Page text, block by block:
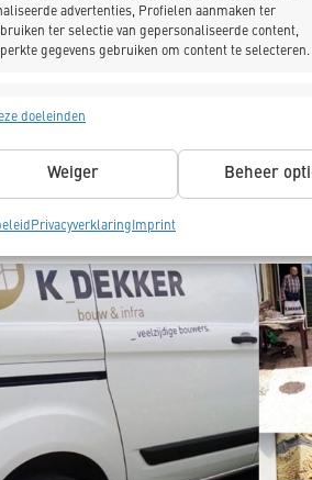
advertenties, Profielen aanmaken ter
ter selectie van gepersonaliseerde content,
gegevens gebruiken om content te selecteren.
identificeren op basis van automatisch
voorkomen en detecteren en
content leveren en tonen,
doeleinden
Weiger Beheer
Privacyverklaring Imprint
Station Alkmaar Noord: